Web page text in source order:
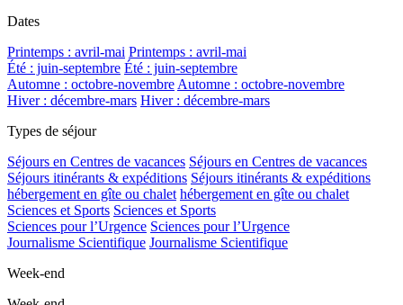
Dates
Printemps : avril-mai Printemps : avril-mai
Été : juin-septembre Été : juin-septembre
Automne : octobre-novembreAutomne : octobre-novembre
Hiver : décembre-mars Hiver : décembre-mars
Types de séjour
Séjours en Centres de vacances Séjours en Centres de vacances
Séjours itinérants & expéditions Séjours itinérants & expéditions
hébergement en gîte ou chalet hébergement en gîte ou chalet
Sciences et Sports Sciences et Sports
Sciences pour l’Urgence Sciences pour l’Urgence
Journalisme Scientifique Journalisme Scientifique
Week-end